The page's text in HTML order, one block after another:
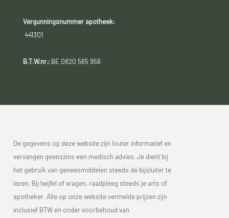
Vergunningsnummer apotheek:
441301
B.T.W.nr.:BE 0820 565 956
De gegevens op deze website zijn louter informatief en
vervangen geenszins een medisch advies. Je dient bij
het gebruik van geneesmiddelen steeds de bijsluiter te
lezen. Bij twijfel of vragen, raadpleeg steeds je arts of
apotheker. Alle op onze website vermelde prijzen zijn
inclusief BTW en onder voorbehoud van